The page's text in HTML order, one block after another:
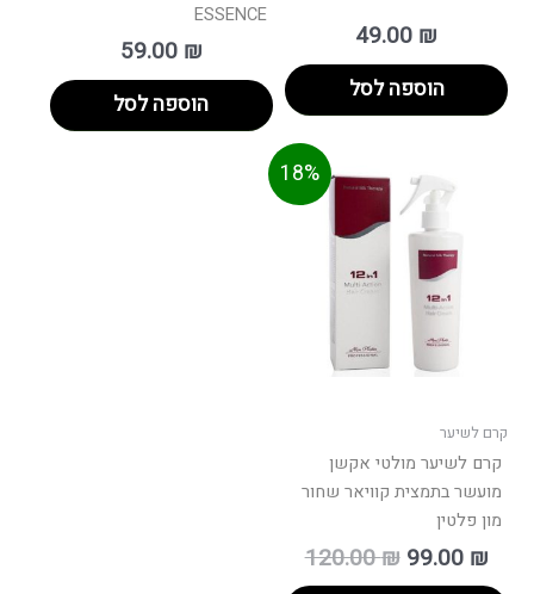
49.00 ₪
הוספה לסל
ESSENCE
59.00 ₪
הוספה לסל
18%
קרם לשיער
קרם לשיער מולטי אקשן
מועשר בתמצית קוויאר שחור
מון פלטין
120.00₪
המקורי
היה:
99.00 ₪